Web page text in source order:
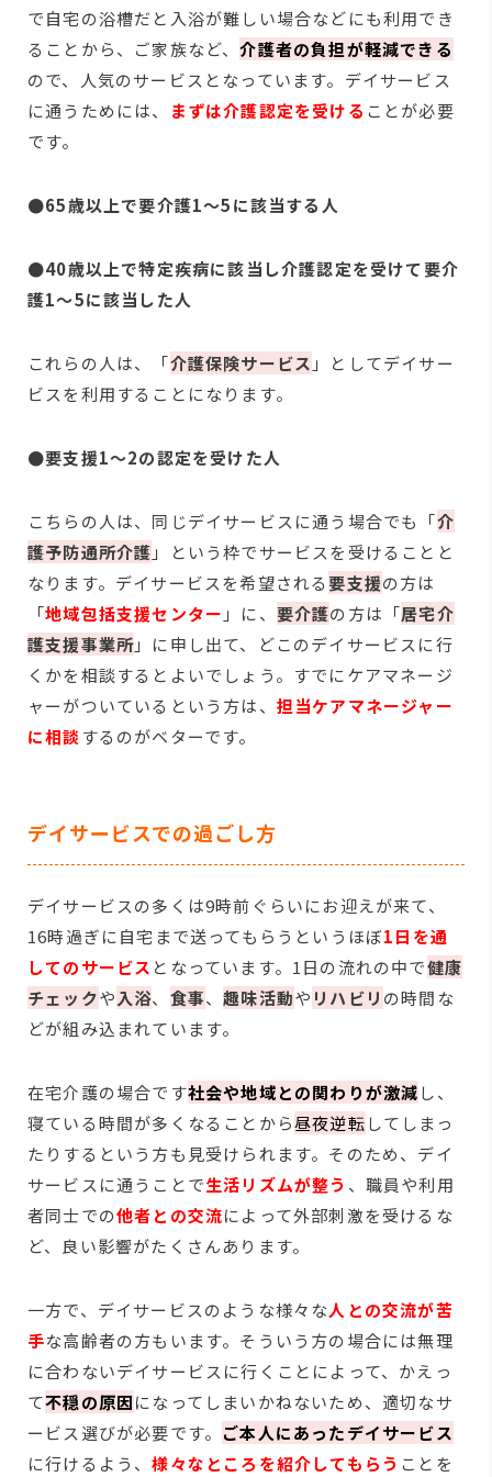
で自宅の浴槽だと入浴が難しい場合などにも利用でき
ることから、ご家族など、介護者の負担が軽減できる
ので、人気のサービスとなっています。デイサービス
に通うためには、
まずは介護認定を受ける ことが必要
です。
●65歳以上で要介護1～5に該当する人
●40歳以上で特定疾病に該当し介護認定を受けて要介
護1～5に該当した人
これらの人は、「介護保険サービス 」としてデイサー
ビスを利用することになります。
●要支援1～2の認定を受けた人
こちらの人は、同じデイサービスに通う場合でも「介
護予防通所介護 」という枠でサービスを受けることと
なります。デイサービスを希望される 要支援の方は
「地域包括支援センター 」に、 要介護の方は「居宅介
護支援事業所」に申し出て、どこのデイサービスに行
くかを相談するとよいでしょう。すでにケアマネージ
ャーがついているという方は、 担当ケアマネージャー
に相談 するのがベターです。
デイサービスでの過ごし方
デイサービスの多くは9時前ぐらいにお迎えが来て、
16時過ぎに自宅まで送ってもらうというほぼ1日を通
してのサービス となっています。1日の流れの中で健康
チェックや入浴、 食事、趣味活動や リハビリ の時間な
どが組み込まれています。
在宅介護の場合です社会や地域との関わりが激減し、
寝ている時間が多くなることから昼夜逆転してしまっ
たりするという方も見受けられます。そのため、デイ
サービスに通うことで生活リズムが整う 、職員や利用
者同士での他者との交流によって外部刺激を受けるな
ど、良い影響がたくさんあります。
一方で、デイサービスのような様々な人との交流が苦
手な高齢者の方もいます。そういう方の場合には無理
に合わないデイサービスに行くことによって、かえっ
て不穏の原因になってしまいかねないため、適切なサ
ービス選びが必要です。 ご本人にあったデイサービス
に行けるよう、様々なところを紹介してもらう ことを